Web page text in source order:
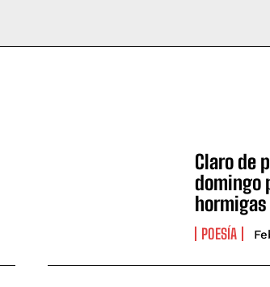
Claro de
domingo
hormigas
POESÍA